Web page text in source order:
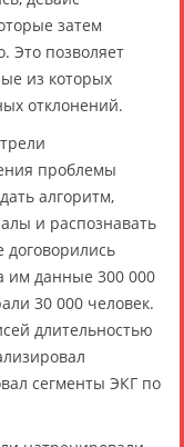
затем
Это позволяет
из которых
отклонений.
проблемы
алгоритм,
и распознавать
им данные 300 000
30 000 человек.
длительностью
сегменты ЭКГ по